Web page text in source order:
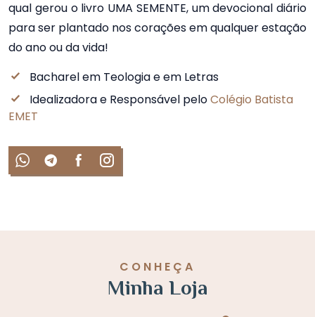
qual gerou o livro UMA SEMENTE, um devocional diário
para ser plantado nos corações em qualquer estação
do ano ou da vida!
Bacharel em Teologia e em Letras
Idealizadora e Responsável peloColégio Batista
EMET
CONHEÇA
Minha Loja